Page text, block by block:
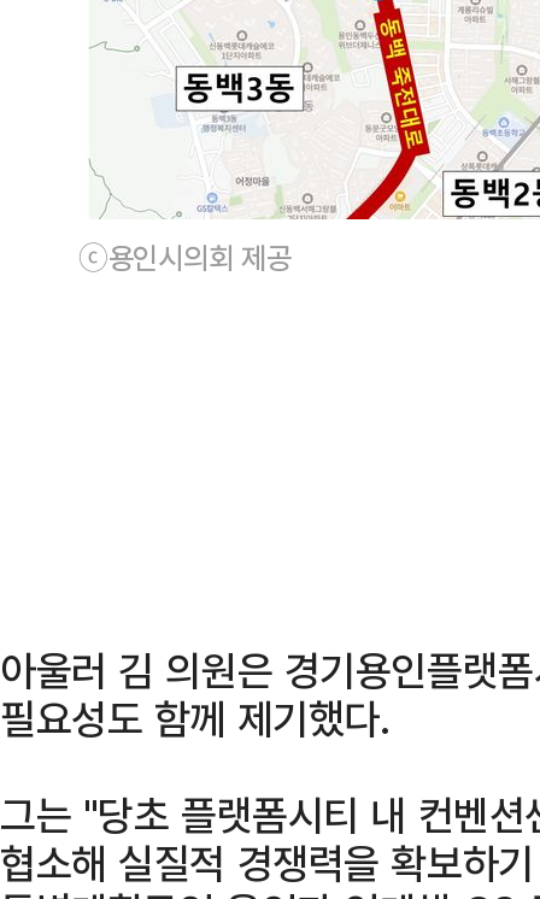
ⓒ용인시의회 제공
아울러 김 의원은 경기용인플랫
필요성도 함께 제기했다.
그는 "당초 플랫폼시티 내 컨벤
협소해 실질적 경쟁력을 확보하